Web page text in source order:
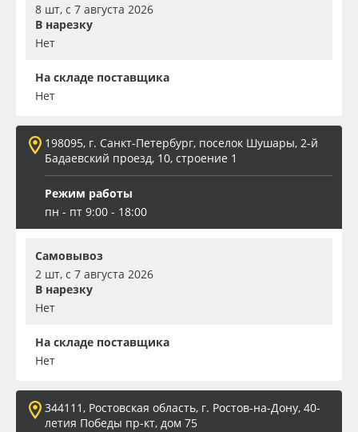
8 шт, с 7 августа 2026
В нарезку
Нет
На складе поставщика
Нет
198095, г. Санкт-Петербург, поселок Шушары, 2-й
Бадаевский проезд, 10, строение 1
Режим работы
пн - пт 9:00 - 18:00
Самовывоз
2 шт, с 7 августа 2026
В нарезку
Нет
На складе поставщика
Нет
344111, Ростовская область, г. Ростов-на-Дону, 40-
летия Победы пр-кт, дом 75